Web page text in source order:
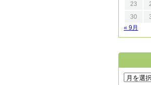
23
30
« 9月